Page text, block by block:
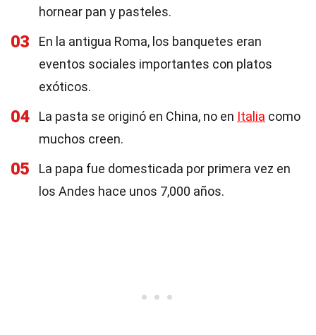
hornear pan y pasteles.
03
En la antigua Roma, los banquetes eran
eventos sociales importantes con platos
exóticos.
04 La pasta se originó en China, no en Italia como
muchos creen.
05
La papa fue domesticada por primera vez en
los Andes hace unos 7,000 años.